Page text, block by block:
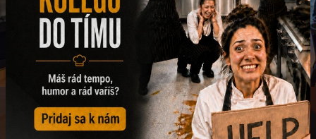
Kvalitné pivo a domáce jedlá každý deň – už od obeda
DENNÉ MENU
Každý deň chutí inak
Poctivé obedy z čerstvých surovín – rýchlo a výhodne